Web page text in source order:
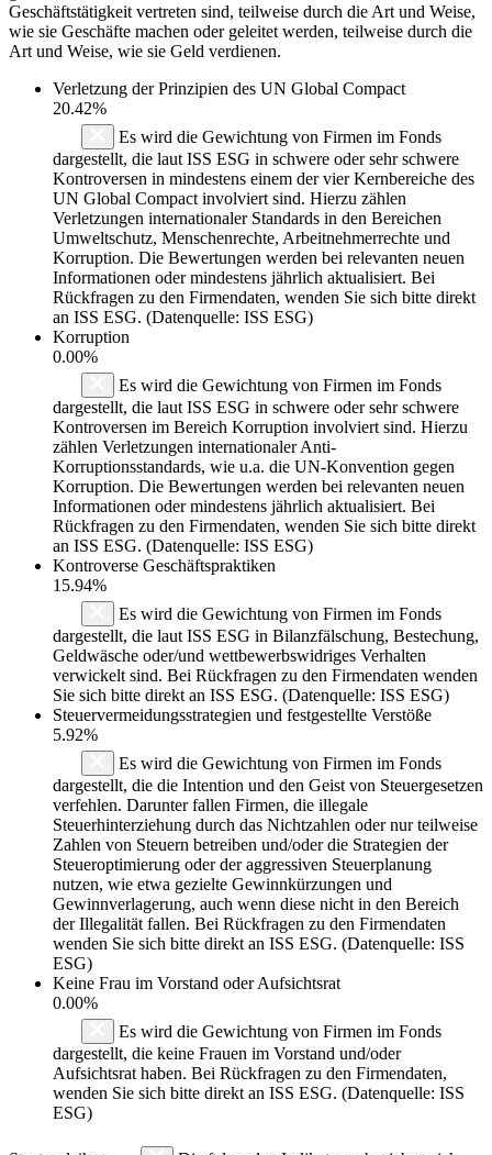
Geschäftstätigkeit vertreten sind, teilweise durch die Art und Weise,
wie sie Geschäfte machen oder geleitet werden, teilweise durch die
Art und Weise, wie sie Geld verdienen.
Verletzung der Prinzipien des UN Global Compact
20.42%
Es wird die Gewichtung von Firmen im Fonds
dargestellt, die laut ISS ESG in schwere oder sehr schwere
Kontroversen in mindestens einem der vier Kernbereiche des
UN Global Compact involviert sind. Hierzu zählen
Verletzungen internationaler Standards in den Bereichen
Umweltschutz, Menschenrechte, Arbeitnehmerrechte und
Korruption. Die Bewertungen werden bei relevanten neuen
Informationen oder mindestens jährlich aktualisiert. Bei
Rückfragen zu den Firmendaten, wenden Sie sich bitte direkt
an ISS ESG. (Datenquelle: ISS ESG)
Korruption
0.00%
Es wird die Gewichtung von Firmen im Fonds
dargestellt, die laut ISS ESG in schwere oder sehr schwere
Kontroversen im Bereich Korruption involviert sind. Hierzu
zählen Verletzungen internationaler Anti-
Korruptionsstandards, wie u.a. die UN-Konvention gegen
Korruption. Die Bewertungen werden bei relevanten neuen
Informationen oder mindestens jährlich aktualisiert. Bei
Rückfragen zu den Firmendaten, wenden Sie sich bitte direkt
an ISS ESG. (Datenquelle: ISS ESG)
Kontroverse Geschäftspraktiken
15.94%
Es wird die Gewichtung von Firmen im Fonds
dargestellt, die laut ISS ESG in Bilanzfälschung, Bestechung,
Geldwäsche oder/und wettbewerbswidriges Verhalten
verwickelt sind. Bei Rückfragen zu den Firmendaten wenden
Sie sich bitte direkt an ISS ESG. (Datenquelle: ISS ESG)
Steuervermeidungsstrategien und festgestellte Verstöße
5.92%
Es wird die Gewichtung von Firmen im Fonds
dargestellt, die die Intention und den Geist von Steuergesetzen
verfehlen. Darunter fallen Firmen, die illegale
Steuerhinterziehung durch das Nichtzahlen oder nur teilweise
Zahlen von Steuern betreiben und/oder die Strategien der
Steueroptimierung oder der aggressiven Steuerplanung
nutzen, wie etwa gezielte Gewinnkürzungen und
Gewinnverlagerung, auch wenn diese nicht in den Bereich
der Illegalität fallen. Bei Rückfragen zu den Firmendaten
wenden Sie sich bitte direkt an ISS ESG. (Datenquelle: ISS
ESG)
Keine Frau im Vorstand oder Aufsichtsrat
0.00%
Es wird die Gewichtung von Firmen im Fonds
dargestellt, die keine Frauen im Vorstand und/oder
Aufsichtsrat haben. Bei Rückfragen zu den Firmendaten,
wenden Sie sich bitte direkt an ISS ESG. (Datenquelle: ISS
ESG)